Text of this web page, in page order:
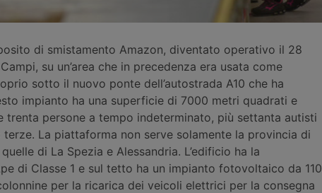
di smistamento Amazon, diventato operativo il 28
su un’area che in precedenza era usata come
sotto il nuovo ponte dell’autostrada A10 che ha
impianto ha una superficie di 7000 metri quadrati e
trenta persone a tempo indeterminato, più settanta autisti
La piattaforma non serve solamente la provincia di
di La Spezia e Alessandria. L’edificio ha la
di Classe 1 e sul tetto ha un impianto fotovoltaico da 110
per la ricarica dei veicoli elettrici per la consegna